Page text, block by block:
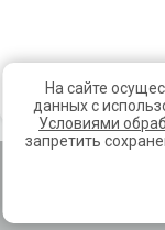
© 2012 - 2026,
На сайте
данных с
Условиями
запретить